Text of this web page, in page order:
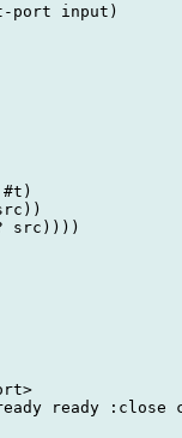
port input)
src))))
ready :close